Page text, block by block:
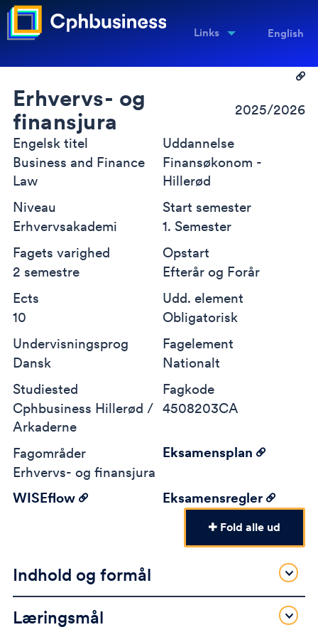
Links English
Erhvervs- og
finansjura
2025/2026
Engelsk titel
Business and Finance
Law
Uddannelse
Finansøkonom -
Hillerød
Niveau
Erhvervsakademi
Start semester
1. Semester
Fagets varighed
2 semestre
Opstart
Efterår og Forår
Ects
10
Udd. element
Obligatorisk
Undervisningsprog
Dansk
Fagelement
Nationalt
Studiested
Cphbusiness Hillerød /
Arkaderne
Fagkode
4508203CA
Fagområder
Erhvervs- og finansjura
Eksamensplan
WISEflow Eksamensregler
Fold alle ud
Indhold og formål
Læringsmål